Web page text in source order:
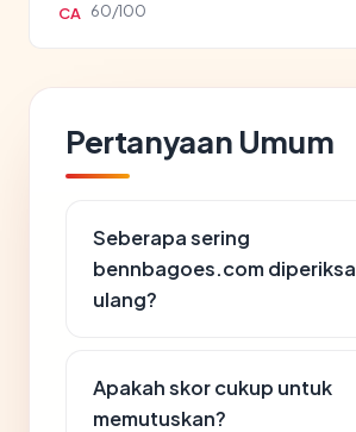
CA 60/100
Pertanyaan Umum
Seberapa sering
bennbagoes.com diperiksa
ulang?
Apakah skor cukup untuk
memutuskan?